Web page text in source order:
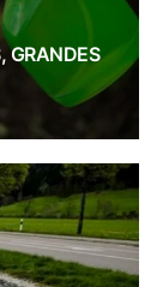
GRANDES